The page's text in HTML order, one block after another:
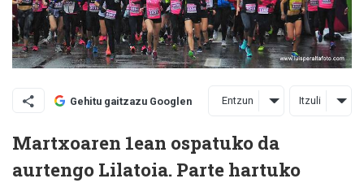
Gehitu gaitzazu Googlen Entzun Itzuli
Martxoaren 1ean ospatuko da
aurtengo Lilatoia. Parte hartuko